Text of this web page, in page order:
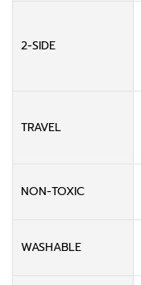
2-SIDE
TRAVEL
NON-TOXIC
WASHABLE